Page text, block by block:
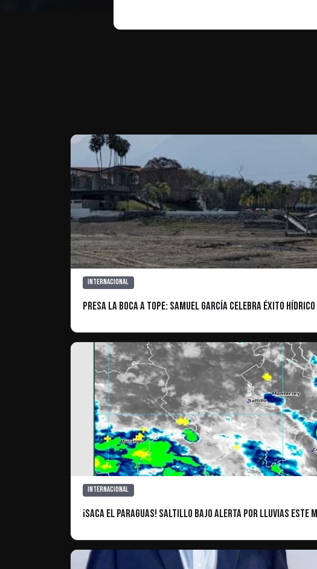
Internacional
Presa La Boca a Tope: Samuel García Celebra Éxito Hídrico
Internacional
¡Saca el paraguas! Saltillo bajo alerta por lluvias este